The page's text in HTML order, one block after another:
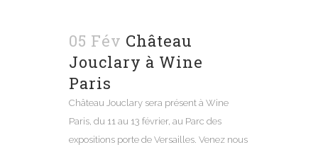
05 Fév Château
Jouclary à Wine
Paris
Château Jouclary sera présent à Wine
Paris, du 11 au 13 février, au Parc des
expositions porte de Versailles. Venez nous